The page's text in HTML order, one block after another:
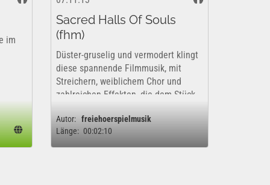
im
Sacred Halls Of Souls
(fhm)
Düster-gruselig und vermodert klingt
diese spannende Filmmusik, mit
Streichern, weiblichem Chor und
zahlreichen Effekten, die dem Stück
Perfekt für Spannung, Mystery und
Horror. Nur für die private
Verwendung ! ...
Autor: freiehoerspielmusik
Länge: 00:02:10